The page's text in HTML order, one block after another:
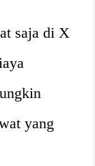
saja di X
yang